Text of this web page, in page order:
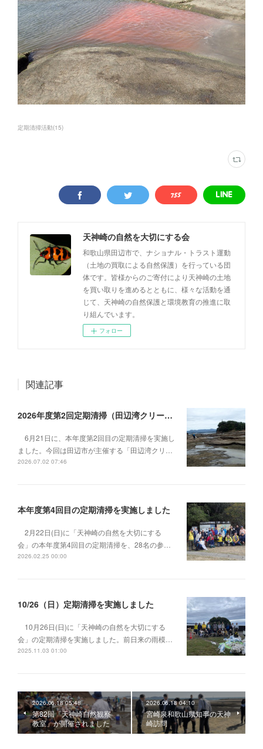
定期清掃活動(15)
天神崎の自然を大切にする会
和歌山県田辺市で、ナショナル・トラスト運動
（土地の買取による自然保護）を行っている団
体です。皆様からのご寄付により天神崎の土地
を買い取りを進めるとともに、様々な活動を通
じて、天神崎の自然保護と環境教育の推進に取
り組んでいます。
フォロー
関連記事
2026年度第2回定期清掃（田辺湾クリーン作戦）を実施しました
6月21日に、本年度第2回目の定期清掃を実施し
ました。今回は田辺市が主催する「田辺湾クリ…
2026.07.02 07:46
本年度第4回目の定期清掃を実施しました
2月22日(日)に「天神崎の自然を大切にする
会」の本年度第4回目の定期清掃を、28名の参…
2026.02.25 00:00
10/26（日）定期清掃を実施しました
10月26日(日)に「天神崎の自然を大切にする
会」の定期清掃を実施しました。前日来の雨模…
2025.11.03 01:00
2026.06.18 05:48
第82回「天神崎自然観察
教室」が開催されました
2026.06.18 04:10
宮崎泉和歌山県知事の天神
崎訪問